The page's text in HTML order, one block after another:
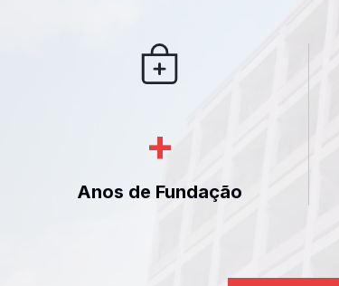
+
Anos de Fundação